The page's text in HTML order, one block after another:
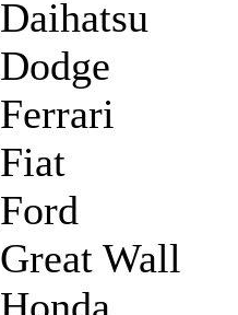
Daihatsu
Dodge
Ferrari
Fiat
Ford
Great Wall